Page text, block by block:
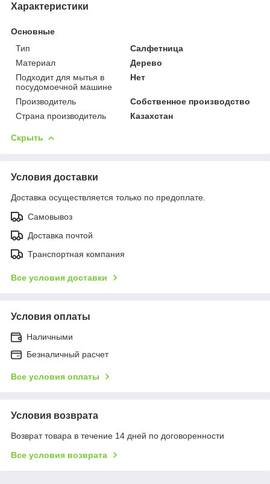
Характеристики
Основные
Тип
Салфетница
Материал
Дерево
Подходит для мытья в
посудомоечной машине
Нет
Производитель
Собственное производство
Страна производитель
Казахстан
Скрыть
Условия доставки
Доставка осуществляется только по предоплате.
Самовывоз
Доставка почтой
Транспортная компания
Все условия доставки
Условия оплаты
Наличными
Безналичный расчет
Все условия оплаты
Условия возврата
Возврат товара в течение 14 дней по договоренности
Все условия возврата